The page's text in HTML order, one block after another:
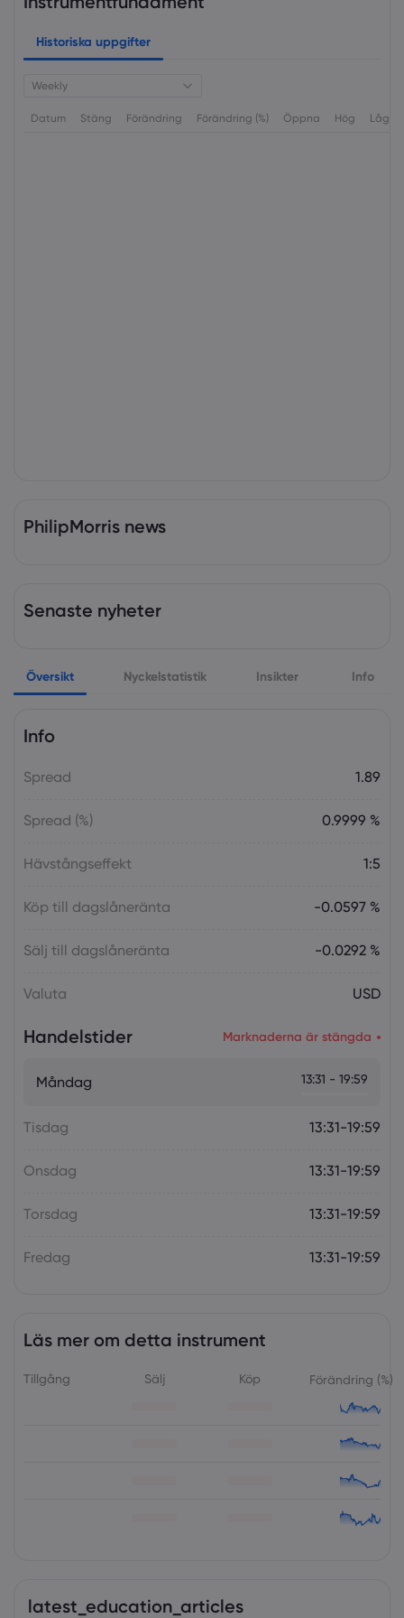
Historiska uppgifter
Weekly
Datum Stäng Förändring Förändring (%) Öppna Hög Låg
PhilipMorris news
Senaste nyheter
Översikt Nyckelstatistik Insikter Info
Info
Spread 1.89
Spread (%) 0.9999 %
Hävstångseffekt 1:5
Köp till dagslåneränta -0.0597 %
Sälj till dagslåneränta -0.0292 %
Valuta USD
Handelstider Marknaderna är stängda
Måndag 13:31 - 19:59
Tisdag 13:31-19:59
Onsdag 13:31-19:59
Torsdag 13:31-19:59
Fredag 13:31-19:59
Läs mer om detta instrument
Tillgång Sälj Köp Förändring (%)
latest_education_articles